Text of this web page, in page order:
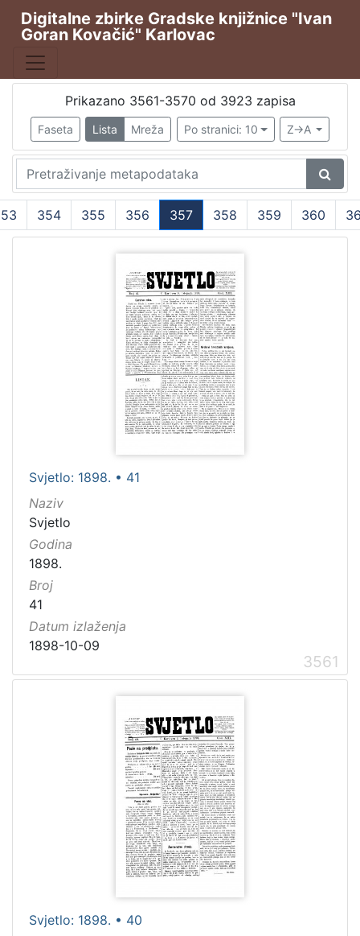
Publikacija
Karlovački tjednik
2676
Hrvatska sloboda
Svjetlo
381
Svjetlo : slobodni neodvisni i nepolitički list
253
Svjetlo : prilog za kulturu, nauku i umjetnost.
Godina
1884
104
1885
1886
1889
1890
8
Digitalne zbirke Gradske knjižnice "Ivan
Goran Kovačić" Karlovac
Prikazano 3561-3570 od 3923 zapisa
Faseta Lista Mreža Po stranici: 10 Z->A
354 355 356
357
(current)
358 359 360
Svjetlo: 1898. • 41
Naziv
Svjetlo
Godina
1898.
Broj
41
Datum izlaženja
1898-10-09
3561
Svjetlo: 1898. • 40